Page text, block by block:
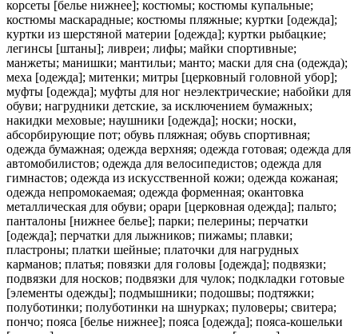
корсеты [белье нижнее]; костюмы; костюмы купальные;
костюмы маскарадные; костюмы пляжные; куртки [одежда];
куртки из шерстяной материи [одежда]; куртки рыбацкие;
легинсы [штаны]; ливреи; лифы; майки спортивные;
манжеты; манишки; мантильи; манто; маски для сна (одежда);
меха [одежда]; митенки; митры [церковный головной убор];
муфты [одежда]; муфты для ног неэлектрические; набойки для
обуви; нагрудники детские, за исключением бумажных;
накидки меховые; наушники [одежда]; носки; носки,
абсорбирующие пот; обувь пляжная; обувь спортивная;
одежда бумажная; одежда верхняя; одежда готовая; одежда для
автомобилистов; одежда для велосипедистов; одежда для
гимнастов; одежда из искусственной кожи; одежда кожаная;
одежда непромокаемая; одежда форменная; окантовка
металлическая для обуви; орари [церковная одежда]; пальто;
панталоны [нижнее белье]; парки; пелерины; перчатки
[одежда]; перчатки для лыжников; пижамы; плавки;
пластроны; платки шейные; платочки для нагрудных
карманов; платья; повязки для головы [одежда]; подвязки;
подвязки для носков; подвязки для чулок; подкладки готовые
[элементы одежды]; подмышники; подошвы; подтяжки;
полуботинки; полуботинки на шнурках; пуловеры; свитера;
пончо; пояса [белье нижнее]; пояса [одежда]; пояса-кошельки